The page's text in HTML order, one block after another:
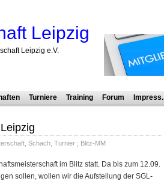
Leipzig
Leipzig e.V.
Turniere Training Forum Impress.
Schach Turnier ; Blitz-MM
im Blitz statt. Da bis zum 12.09.
sollen, wollen wir die Aufstellung der SGL-